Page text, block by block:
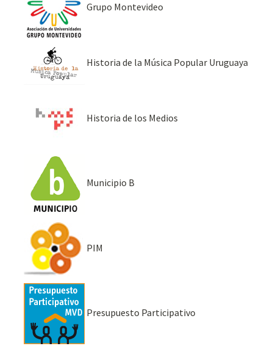
Grupo Montevideo
Historia de la Música Popular Uruguaya
Historia de los Medios
Municipio B
PIM
Presupuesto Participativo